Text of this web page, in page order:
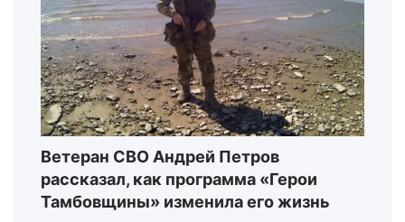
Ветеран СВО Андрей Петров
рассказал, как программа «Герои
Тамбовщины» изменила его жизнь